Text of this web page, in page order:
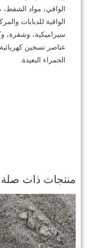
الواقي، مواد الشفط،
الواقية للدبابات
سيراميكية، وشفرة،
عناصر تسخين
الحمراء البعيدة.
منتجات ذات صلة